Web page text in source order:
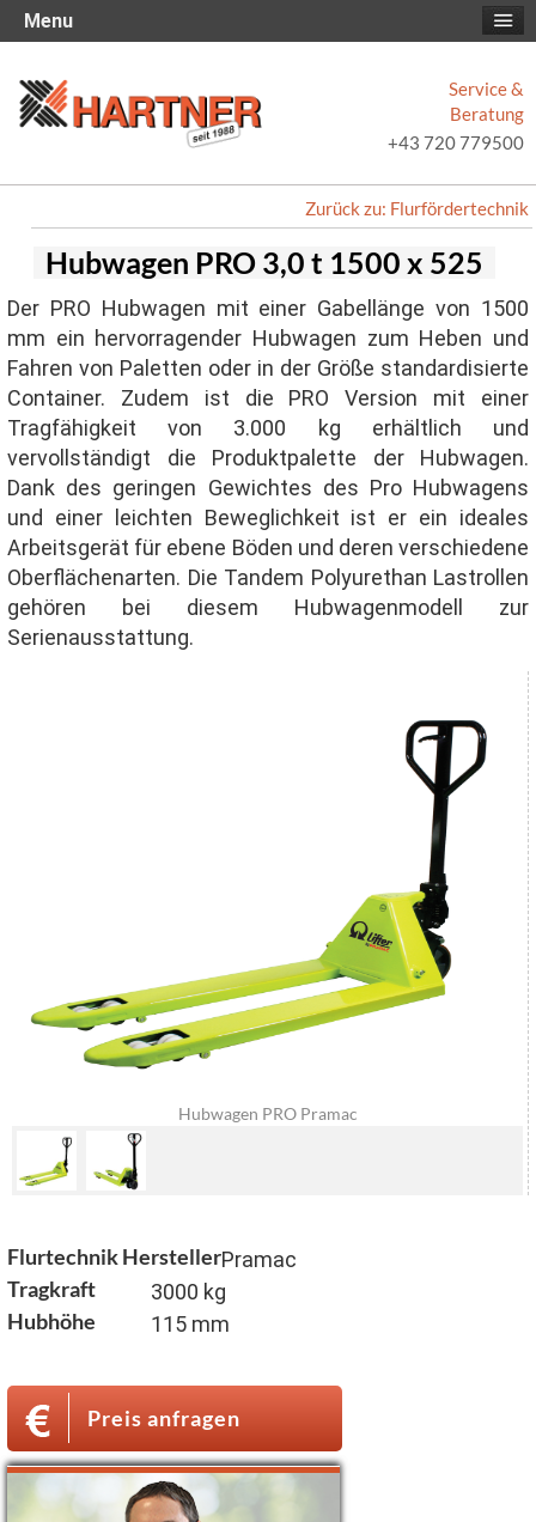
Service &
Beratung
+43 720 779500
Zurück zu: Flurfördertechnik
Hubwagen PRO 3,0 t 1500 x 525
Der PRO Hubwagen mit einer Gabellänge von 1500
mm ein hervorragender Hubwagen zum Heben und
Fahren von Paletten oder in der Größe standardisierte
Container. Zudem ist die PRO Version mit einer
Tragfähigkeit von 3.000 kg erhältlich und
vervollständigt die Produktpalette der Hubwagen.
Dank des geringen Gewichtes des Pro Hubwagens
und einer leichten Beweglichkeit ist er ein ideales
Arbeitsgerät für ebene Böden und deren verschiedene
Oberflächenarten. Die Tandem Polyurethan Lastrollen
gehören bei diesem Hubwagenmodell zur
Serienausstattung.
Hubwagen PRO Pramac
Flurtechnik HerstellerPramac
Tragkraft 3000 kg
Hubhöhe 115 mm
Preis anfragen
Menu